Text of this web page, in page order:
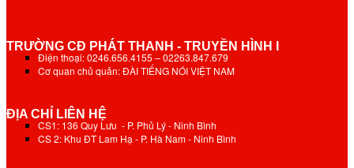
TRƯỜNG CĐ PHÁT THANH - TRUYỀN HÌNH I
Điện thoại: 0246.656.4155 – 02263.847.679
Cơ quan chủ quản: ĐÀI TIẾNG NÓI VIỆT NAM
ĐỊA CHỈ LIÊN HỆ
CS1: 136 Quy Lưu - P. Phủ Lý - Ninh Bình
CS 2: Khu ĐT Lam Hạ - P. Hà Nam - Ninh Bình